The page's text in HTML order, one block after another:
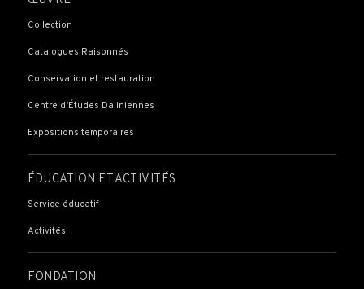
Collection
Catalogues Raisonnés
Conservation et restauration
Centre d’Études Daliniennes
Expositions temporaires
ÉDUCATION ET ACTIVITÉS
Service éducatif
Activités
FONDATION